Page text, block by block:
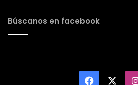
Búscanos en facebook
Facebook